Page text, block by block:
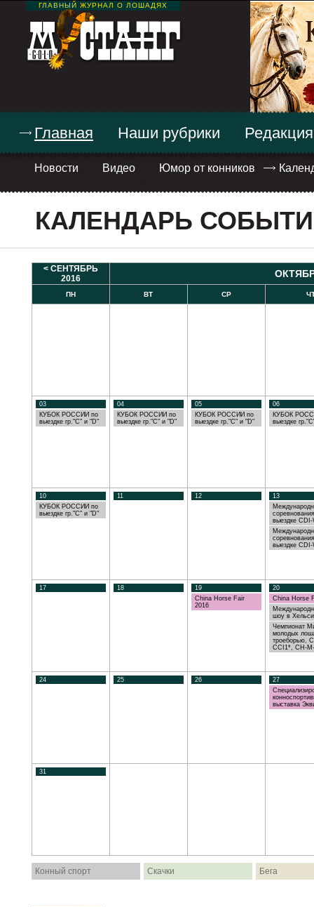
ГЛАВНЫЙ ЖУРНАЛ О ЛОШАДЯХ
Главная
Новости Видео Юмор от конников
Наши рубрики Редакция
КАЛЕНДАРЬ
< СЕНТЯБРЬ
2016
ПН ВТ СР
03
КУБОК РОССИИ по
выездке гр."С" и "D"
04
КУБОК РОССИИ по
выездке гр."С" и "D"
05
КУБОК РОССИИ по
выездке гр."С" и "D"
06
КУБОК
выездке
10
КУБОК РОССИИ по
выездке гр."С" и "D"
11 12
13
выездке CDI-
выездке CDI-
17 18
19
China Horse Fair
2016
20
China Horse
шоу в
Чемпионат
молодых
троеборью,
CCI1*, CH-
24 25 26
27
выставка
31
Конный спорт Скачки Бега